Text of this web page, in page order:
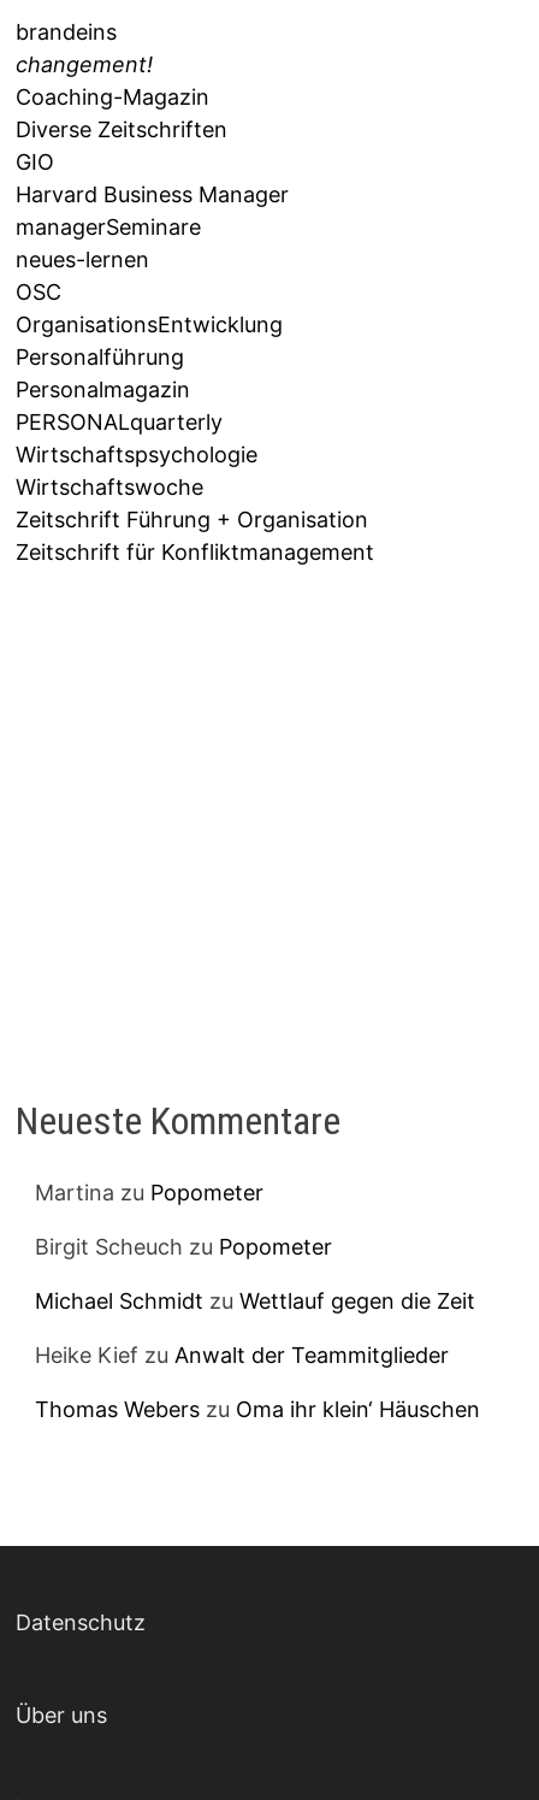
brandeins
changement!
Coaching-Magazin
Diverse Zeitschriften
GIO
Harvard Business Manager
managerSeminare
neues-lernen
OSC
OrganisationsEntwicklung
Personalführung
Personalmagazin
PERSONALquarterly
Wirtschaftspsychologie
Wirtschaftswoche
Zeitschrift Führung + Organisation
Zeitschrift für Konfliktmanagement
Neueste Kommentare
Martina zu Popometer
Birgit Scheuch zu Popometer
Michael Schmidt zuWettlauf gegen die Zeit
Heike Kief zu Anwalt der Teammitglieder
Thomas Webers zu Oma ihr klein‘ Häuschen
Datenschutz
Über uns